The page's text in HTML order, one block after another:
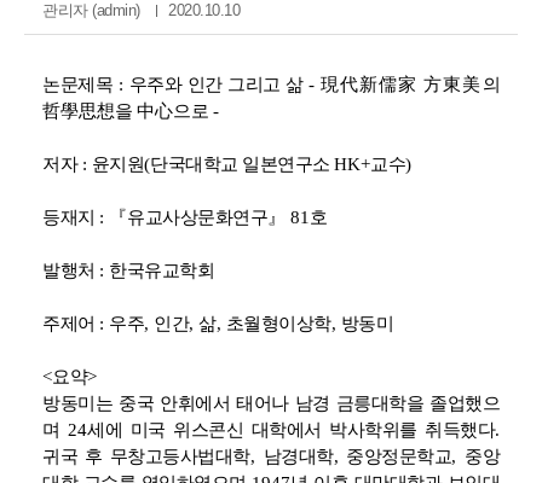
관리자 (admin) 2020.10.10
논문제목 : 우주와 인간 그리고 삶-現代新儒家 方東美의
哲學思想을 中心으로 -
저자 : 윤지원(단국대학교 일본연구소 HK+교수)
등재지 : 『유교사상문화연구 』 81 호
발행처 : 한국유교학회
주제어 : 우주, 인간, 삶, 초월형이상학, 방동미
<요약>
방동미는 중국 안휘에서 태어나 남경 금릉대학을 졸업했으
며 24세에 미국 위스콘신 대학에서 박사학위를 취득했다.
귀국 후 무창고등사법대학, 남경대학, 중앙정문학교, 중앙